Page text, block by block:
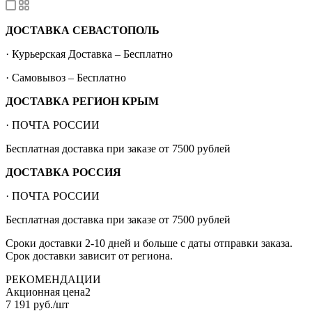
ДОСТАВКА СЕВАСТОПОЛЬ
· Курьерская Доставка – Бесплатно
· Самовывоз – Бесплатно
ДОСТАВКА РЕГИОН КРЫМ
· ПОЧТА РОССИИ
Бесплатная доставка при заказе от 7500 рублей
ДОСТАВКА РОССИЯ
· ПОЧТА РОССИИ
Бесплатная доставка при заказе от 7500 рублей
Сроки доставки 2-10 дней и больше с даты отправки заказа.
Срок доставки зависит от региона.
РЕКОМЕНДАЦИИ
Акционная цена2
7 191 руб./шт